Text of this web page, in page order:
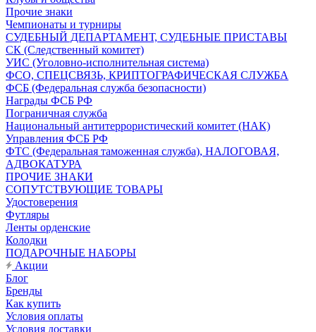
Прочие знаки
Чемпионаты и турниры
СУДЕБНЫЙ ДЕПАРТАМЕНТ, СУДЕБНЫЕ ПРИСТАВЫ
СК (Следственный комитет)
УИС (Уголовно-исполнительная система)
ФСО, СПЕЦСВЯЗЬ, КРИПТОГРАФИЧЕСКАЯ СЛУЖБА
ФСБ (Федеральная служба безопасности)
Награды ФСБ РФ
Пограничная служба
Национальный антитеррористический комитет (НАК)
Управления ФСБ РФ
ФТС (Федеральная таможенная служба), НАЛОГОВАЯ,
АДВОКАТУРА
ПРОЧИЕ ЗНАКИ
СОПУТСТВУЮЩИЕ ТОВАРЫ
Удостоверения
Футляры
Ленты орденские
Колодки
ПОДАРОЧНЫЕ НАБОРЫ
Акции
Блог
Бренды
Как купить
Условия оплаты
Условия доставки